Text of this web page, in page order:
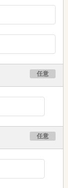
任意
任意